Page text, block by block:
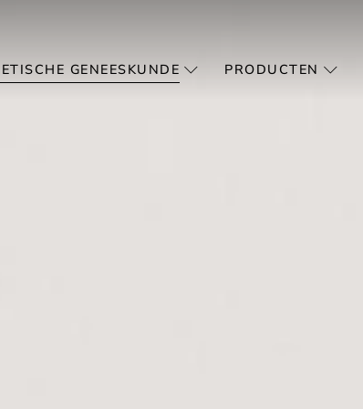
GENEESKUNDE PRODUCTEN